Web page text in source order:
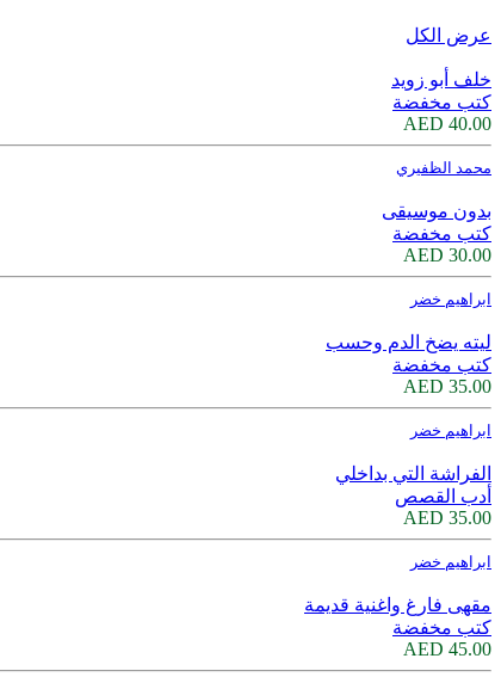
عرض الكل
خلف أبو زويد
كتب مخفضة
40.00 AED
محمد الظفيري
بدون موسيقى
كتب مخفضة
30.00 AED
ابراهيم خضر
ليته يضخ الدم وحسب
كتب مخفضة
35.00 AED
ابراهيم خضر
الفراشة التي بداخلي
أدب القصص
35.00 AED
ابراهيم خضر
مقهى فارغ واغنية قديمة
كتب مخفضة
45.00 AED